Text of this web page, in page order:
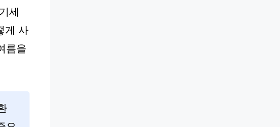
세
게 사
름을